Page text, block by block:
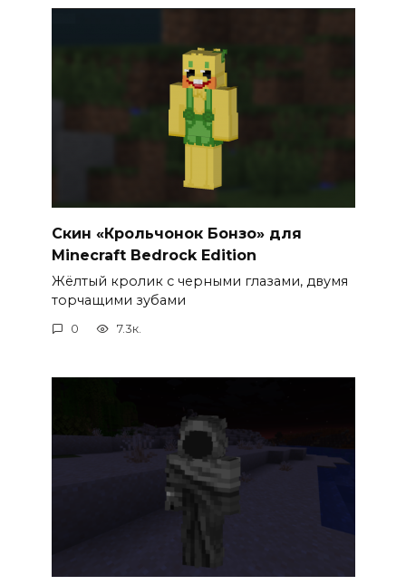
Скин «Крольчонок Бонзо» для
Minecraft Bedrock Edition
Жёлтый кролик с черными глазами, двумя
торчащими зубами
0 7.3к.